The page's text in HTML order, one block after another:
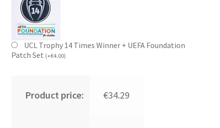
UCL Trophy 14 Times Winner + UEFA Foundation
Patch Set (+€4.00)
Product price: €34.29